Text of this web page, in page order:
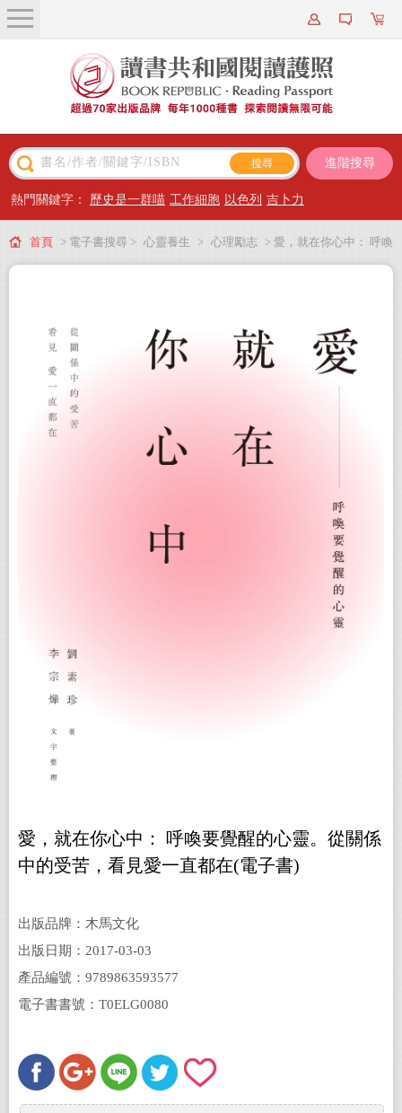
關於我們
近期新書
主題閱讀
出版專區
會員專屬
進階搜尋
熱門關鍵字： 歷史是一群喵 工作細胞 以色列 吉卜力
首頁 > 電子書搜尋 > 心靈養生 > 心理勵志 > 愛，就在你心中： 呼喚
愛，就在你心中： 呼喚要覺醒的心靈。從關係
中的受苦，看見愛一直都在(電子書)
出版品牌：木馬文化
出版日期：2017-03-03
產品編號：9789863593577
電子書書號：T0ELG0080